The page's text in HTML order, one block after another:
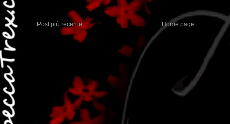
Post più recente Home page